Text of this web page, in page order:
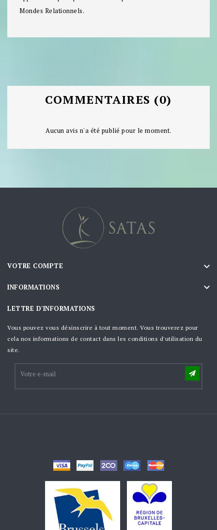
Mondes Relationnels.
COMMENTAIRES (0)
Aucun avis n'a été publié pour le moment.
VOTRE COMPTE 
INFORMATIONS 
LETTRE D'INFORMATIONS
Vous pouvez vous désinscrire à tout moment. Vous trouverez pour
cela nos informations de contact dans les conditions d'utilisation du
site.